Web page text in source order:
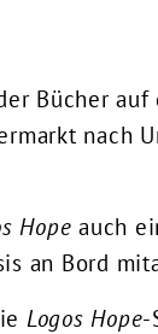
Bücher
nach
Hope auch
an Bord
Logos Hope-